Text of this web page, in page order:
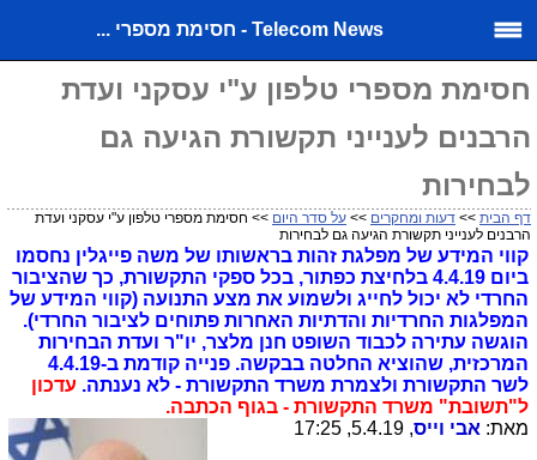
Telecom News - חסימת מספרי ...
חסימת מספרי טלפון ע"י עסקני ועדת
הרבנים לענייני תקשורת הגיעה גם
לבחירות
דף הבית >> דעות ומחקרים >> על סדר היום >> חסימת מספרי טלפון ע"י עסקני ועדת
הרבנים לענייני תקשורת הגיעה גם לבחירות
קווי המידע של מפלגת זהות בראשותו של משה פייגלין נחסמו
ביום 4.4.19 בלחיצת כפתור, בכל ספקי התקשורת, כך שהציבור
החרדי לא יכול לחייג ולשמוע את מצע התנועה (קווי המידע של
המפלגות החרדיות והדתיות האחרות פתוחים לציבור החרדי).
הוגשה עתירה לכבוד השופט חנן מלצר, יו"ר ועדת הבחירות
המרכזית, שהוציא החלטה בבקשה. פנייה קודמת ב-4.4.19
לשר התקשורת ולצמרת משרד התקשורת - לא נענתה. עדכון
ל"תשובת" משרד התקשורת - בגוף הכתבה.
מאת: אבי וייס, 5.4.19, 17:25